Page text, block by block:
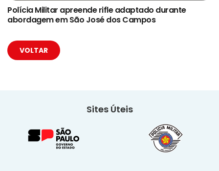
Polícia Militar apreende rifle adaptado durante
abordagem em São José dos Campos
VOLTAR
Sites Úteis